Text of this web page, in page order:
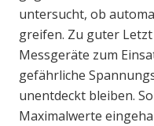
untersucht, ob
greifen. Zu guter
Messgeräte zum
gefährliche
unentdeckt bleiben.
Maximalwerte